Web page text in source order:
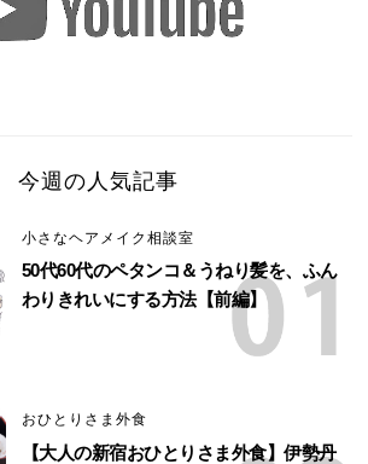
今週の人気記事
小さなヘアメイク相談室
50代60代のペタンコ＆うねり髪を、ふん
わりきれいにする方法【前編】
おひとりさま外食
【大人の新宿おひとりさま外食】伊勢丹